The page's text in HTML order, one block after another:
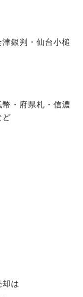
銀判・仙台小槌
・府県札・信濃
ど
却は